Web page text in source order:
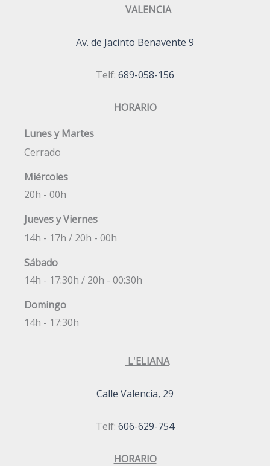
VALENCIA
Av. de Jacinto Benavente 9
Telf: 689-058-156
HORARIO
Lunes y Martes
Cerrado
Miércoles
20h - 00h
Jueves y Viernes
14h - 17h / 20h - 00h
Sábado
14h - 17:30h / 20h - 00:30h
Domingo
14h - 17:30h
L'ELIANA
Calle Valencia, 29
Telf: 606-629-754
HORARIO